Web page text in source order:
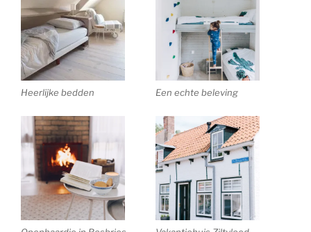
Heerlijke bedden Een echte beleving